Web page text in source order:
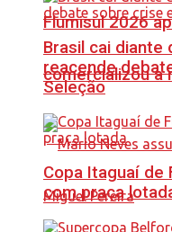
Flumisul 2026
comercializou a
Brasil cai diante
reacende
Seleção
Copa Itaguaí de
com praça